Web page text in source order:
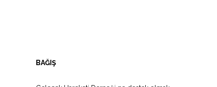
BAĞIŞ